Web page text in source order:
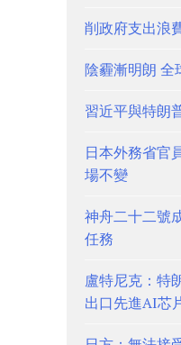
削政府支出浪
陰霾漸明朗 全
習近平與特朗
日本外務省官
場不變
神舟二十二號
任務
盧特尼克：特
出口先進AI芯